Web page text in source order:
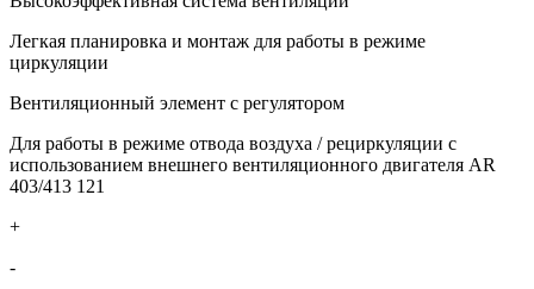
Легкая планировка и монтаж для работы в режиме
циркуляции
Вентиляционный элемент с регулятором
Для работы в режиме отвода воздуха / рециркуляции с
использованием внешнего вентиляционного двигателя AR
403/413 121
+
-